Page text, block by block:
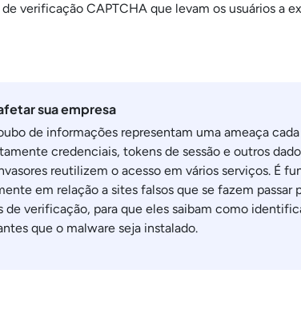
verificação CAPTCHA que levam os usuários a
sua empresa
de informações representam uma ameaça
credenciais, tokens de sessão e outros
reutilizem o acesso em vários serviços. É
em relação a sites falsos que se fazem
de verificação, para que eles saibam como
que o malware seja instalado.